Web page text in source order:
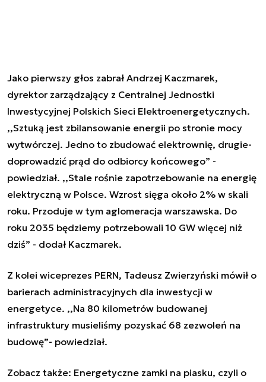
Jako pierwszy głos zabrał Andrzej Kaczmarek,
dyrektor zarządzający z Centralnej Jednostki
Inwestycyjnej Polskich Sieci Elektroenergetycznych.
,,Sztuką jest zbilansowanie energii po stronie mocy
wytwórczej. Jedno to zbudować elektrownię, drugie-
doprowadzić prąd do odbiorcy końcowego” -
powiedział. ,,Stale rośnie zapotrzebowanie na energię
elektryczną w Polsce. Wzrost sięga około 2% w skali
roku. Przoduje w tym aglomeracja warszawska. Do
roku 2035 będziemy potrzebowali 10 GW więcej niż
dziś” - dodał Kaczmarek.
Z kolei wiceprezes PERN, Tadeusz Zwierzyński mówił o
barierach administracyjnych dla inwestycji w
energetyce. ,,Na 80 kilometrów budowanej
infrastruktury musieliśmy pozyskać 68 zezwoleń na
budowę”- powiedział.
Zobacz także: Energetyczne zamki na piasku, czyli o